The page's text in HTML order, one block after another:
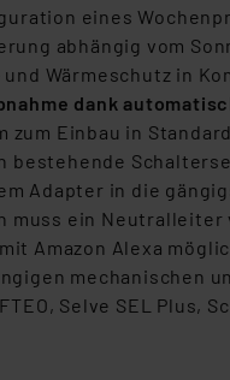
eines
abhängig vom
Wärmeschutz in
dank
zum Einbau in
bestehende
Adapter in die
muss ein Neutralleiter
Amazon Alexa
mechanischen
Selve SEL Plus,